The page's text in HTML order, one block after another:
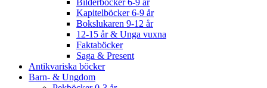
Bilderböcker 6-9 år
Kapitelböcker 6-9 år
Bokslukaren 9-12 år
12-15 år & Unga vuxna
Faktaböcker
Saga & Present
Antikvariska böcker
Barn- & Ungdom